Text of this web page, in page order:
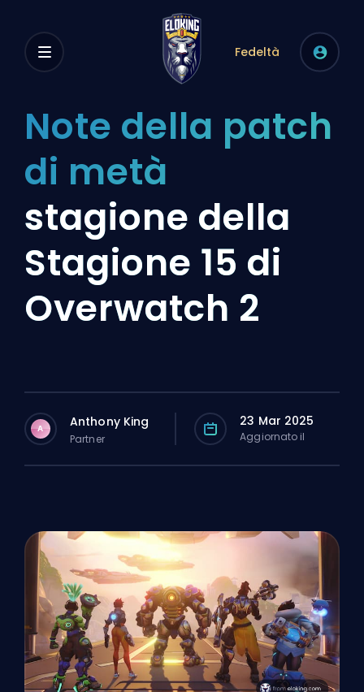
Fedeltà
Note della patch
di metà
stagione della
Stagione 15 di
Overwatch 2
A Anthony King
Partner
23 Mar 2025
Aggiornato il